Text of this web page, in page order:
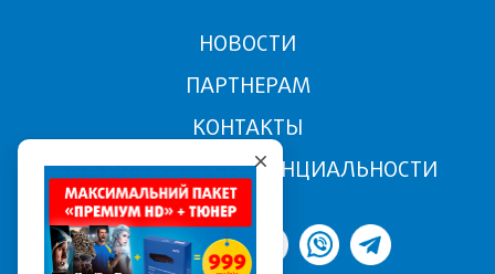
НОВОСТИ
ПАРТНЕРАМ
КОНТАКТЫ
ПОЛИТИКА КОНФИДЕНЦИАЛЬНОСТИ